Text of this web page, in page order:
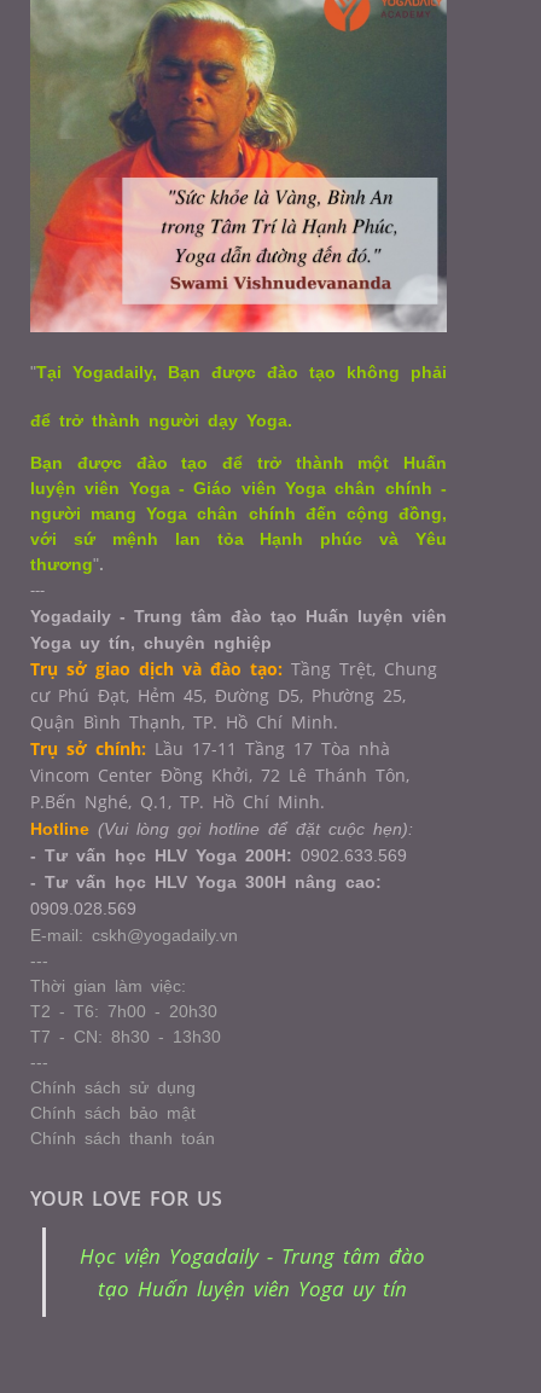
"Tại Yogadaily, Bạn được đào tạo không phải
để trở thành người dạy Yoga.
Bạn được đào tạo để trở thành một Huấn
luyện viên Yoga - Giáo viên Yoga chân chính -
người mang Yoga chân chính đến cộng đồng,
với sứ mệnh lan tỏa Hạnh phúc và Yêu
thương".
---
Yogadaily - Trung tâm đào tạo Huấn luyện viên
Yoga uy tín, chuyên nghiệp
Trụ sở giao dịch và đào tạo: Tầng Trệt, Chung
cư Phú Đạt, Hẻm 45, Đường D5, Phường 25,
Quận Bình Thạnh, TP. Hồ Chí Minh.
Trụ sở chính: Lầu 17-11 Tầng 17 Tòa nhà
Vincom Center Đồng Khởi, 72 Lê Thánh Tôn,
P.Bến Nghé, Q.1, TP. Hồ Chí Minh.
Hotline (Vui lòng gọi hotline để đặt cuộc hẹn):
- Tư vấn học HLV Yoga 200H: 0902.633.569
- Tư vấn học HLV Yoga 300H nâng cao:
0909.028.569
E-mail: cskh@yogadaily.vn
---
Thời gian làm việc:
T2 - T6: 7h00 - 20h30
T7 - CN: 8h30 - 13h30
---
Chính sách sử dụng
Chính sách bảo mật
Chính sách thanh toán
YOUR LOVE FOR US
Học viện Yogadaily - Trung tâm đào
tạo Huấn luyện viên Yoga uy tín